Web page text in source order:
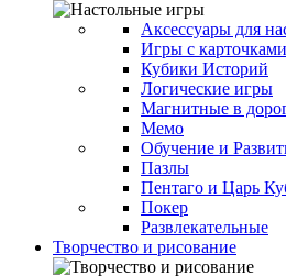
Аксессуары для
Игры с карточками
Кубики Историй
Логические игры
Магнитные в
Мемо
Обучение и
Пазлы
Пентаго и Царь
Покер
Развлекательные
Творчество и рисование